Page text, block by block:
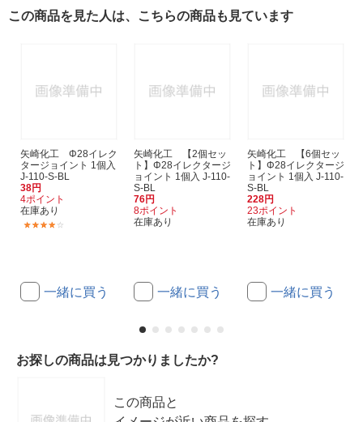
この商品を見た人は、こちらの商品も見ています
矢崎化工 Φ28イレク
タージョイント 1個入
J-110-S-BL
38円
4ポイント
在庫あり
一緒に買う
矢崎化工 【2個セッ
ト】Φ28イレクタージ
ョイント 1個入 J-110-
S-BL
76円
8ポイント
在庫あり
一緒に買う
矢崎化工 【6個セッ
ト】Φ28イレクタージ
ョイント 1個入 J-110-
S-BL
228円
23ポイント
在庫あり
一緒に買う
お探しの商品は見つかりましたか?
この商品と